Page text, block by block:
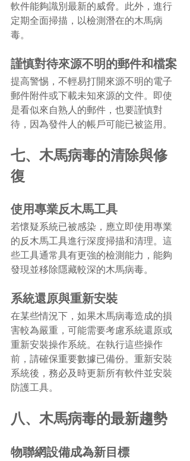
軟件能夠識別最新的威脅。此外，進行
定期全面掃描，以檢測潛在的木馬病
毒。
謹慎對待來源不明的郵件和檔案
提高警惕，不輕易打開來源不明的電子
郵件附件或下載未知來源的文件。即使
是看似來自熟人的郵件，也要謹慎對
待，因為發件人的帳戶可能已被盜用。
七、木馬病毒的清除與修
復
使用專業反木馬工具
若懷疑系統已被感染，應立即使用專業
的反木馬工具進行深度掃描和清理。這
些工具通常具有更強的檢測能力，能夠
發現並移除隱藏較深的木馬病毒。
系統還原與重新安裝
在某些情況下，如果木馬病毒造成的損
害較為嚴重，可能需要考慮系統還原或
重新安裝操作系統。在執行這些操作
前，請確保重要數據已備份。重新安裝
系統後，務必及時更新所有軟件並安裝
防護工具。
八、木馬病毒的最新趨勢
物聯網設備成為新目標